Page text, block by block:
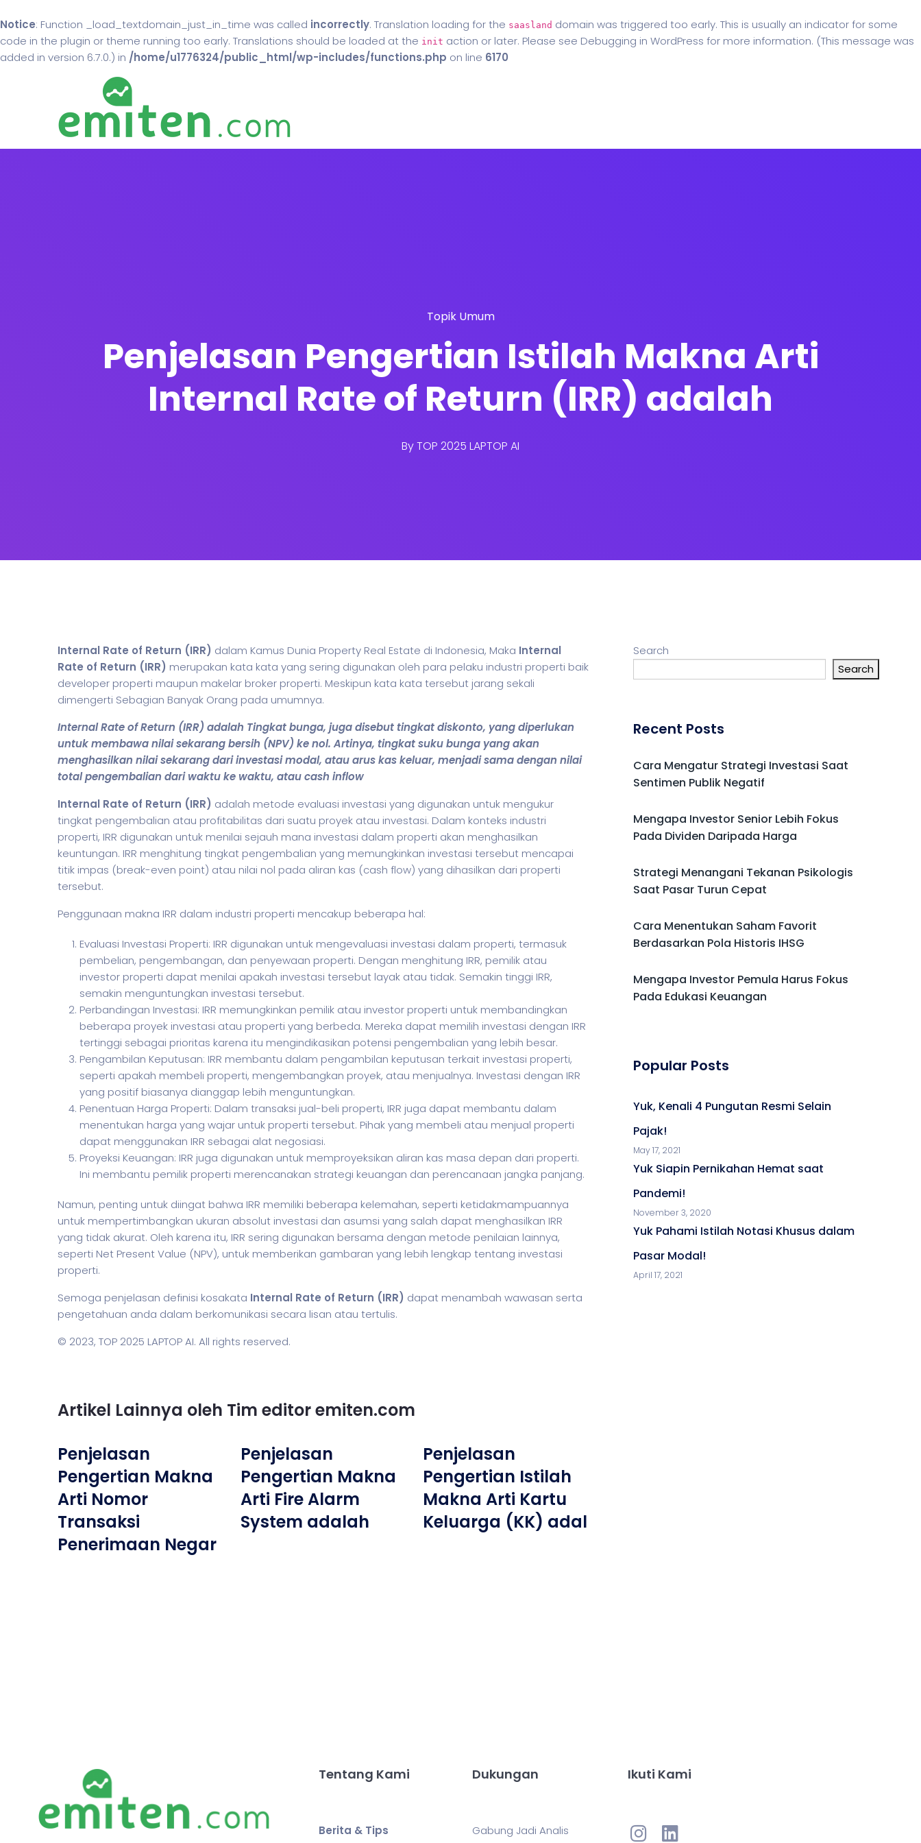
Notice: Function _load_textdomain_just_in_time was called incorrectly. Translation loading for the saasland domain was triggered too early. This is usually an indicator for some
code in the plugin or theme running too early. Translations should be loaded at the init action or later. Please see Debugging in WordPress for more information. (This message was
added in version 6.7.0.) in /home/u1776324/public_html/wp-includes/functions.php on line 6170
Topik Umum
Penjelasan Pengertian Istilah Makna Arti
Internal Rate of Return (IRR) adalah
ByTOP 2025 LAPTOP AI
Internal Rate of Return (IRR) dalam Kamus Dunia Property Real Estate di Indonesia, Maka Internal
Rate of Return (IRR) merupakan kata kata yang sering digunakan oleh para pelaku industri properti baik
developer properti maupun makelar broker properti. Meskipun kata kata tersebut jarang sekali
dimengerti Sebagian Banyak Orang pada umumnya.
Internal Rate of Return (IRR) adalah Tingkat bunga, juga disebut tingkat diskonto, yang diperlukan
untuk membawa nilai sekarang bersih (NPV) ke nol. Artinya, tingkat suku bunga yang akan
menghasilkan nilai sekarang dari investasi modal, atau arus kas keluar, menjadi sama dengan nilai
total pengembalian dari waktu ke waktu, atau cash inflow
Internal Rate of Return (IRR) adalah metode evaluasi investasi yang digunakan untuk mengukur
tingkat pengembalian atau profitabilitas dari suatu proyek atau investasi. Dalam konteks industri
properti, IRR digunakan untuk menilai sejauh mana investasi dalam properti akan menghasilkan
keuntungan. IRR menghitung tingkat pengembalian yang memungkinkan investasi tersebut mencapai
titik impas (break-even point) atau nilai nol pada aliran kas (cash flow) yang dihasilkan dari properti
tersebut.
Penggunaan makna IRR dalam industri properti mencakup beberapa hal:
Evaluasi Investasi Properti: IRR digunakan untuk mengevaluasi investasi dalam properti, termasuk
pembelian, pengembangan, dan penyewaan properti. Dengan menghitung IRR, pemilik atau
investor properti dapat menilai apakah investasi tersebut layak atau tidak. Semakin tinggi IRR,
semakin menguntungkan investasi tersebut.
Perbandingan Investasi: IRR memungkinkan pemilik atau investor properti untuk membandingkan
beberapa proyek investasi atau properti yang berbeda. Mereka dapat memilih investasi dengan IRR
tertinggi sebagai prioritas karena itu mengindikasikan potensi pengembalian yang lebih besar.
Pengambilan Keputusan: IRR membantu dalam pengambilan keputusan terkait investasi properti,
seperti apakah membeli properti, mengembangkan proyek, atau menjualnya. Investasi dengan IRR
yang positif biasanya dianggap lebih menguntungkan.
Penentuan Harga Properti: Dalam transaksi jual-beli properti, IRR juga dapat membantu dalam
menentukan harga yang wajar untuk properti tersebut. Pihak yang membeli atau menjual properti
dapat menggunakan IRR sebagai alat negosiasi.
Proyeksi Keuangan: IRR juga digunakan untuk memproyeksikan aliran kas masa depan dari properti.
Ini membantu pemilik properti merencanakan strategi keuangan dan perencanaan jangka panjang.
Namun, penting untuk diingat bahwa IRR memiliki beberapa kelemahan, seperti ketidakmampuannya
untuk mempertimbangkan ukuran absolut investasi dan asumsi yang salah dapat menghasilkan IRR
yang tidak akurat. Oleh karena itu, IRR sering digunakan bersama dengan metode penilaian lainnya,
seperti Net Present Value (NPV), untuk memberikan gambaran yang lebih lengkap tentang investasi
properti.
Semoga penjelasan definisi kosakata Internal Rate of Return (IRR) dapat menambah wawasan serta
pengetahuan anda dalam berkomunikasi secara lisan atau tertulis.
© 2023, TOP 2025 LAPTOP AI. All rights reserved.
Artikel Lainnya oleh Tim editor emiten.com
Penjelasan
Pengertian Makna
Arti Nomor
Transaksi
Penerimaan Negar
Penjelasan
Pengertian Makna
Arti Fire Alarm
System adalah
Penjelasan
Pengertian Istilah
Makna Arti Kartu
Keluarga (KK) adal
Search
Search
Recent Posts
Cara Mengatur Strategi Investasi Saat
Sentimen Publik Negatif
Mengapa Investor Senior Lebih Fokus
Pada Dividen Daripada Harga
Strategi Menangani Tekanan Psikologis
Saat Pasar Turun Cepat
Cara Menentukan Saham Favorit
Berdasarkan Pola Historis IHSG
Mengapa Investor Pemula Harus Fokus
Pada Edukasi Keuangan
Popular Posts
Yuk, Kenali 4 Pungutan Resmi Selain
Pajak!
May 17, 2021
Yuk Siapin Pernikahan Hemat saat
Pandemi!
November 3, 2020
Yuk Pahami Istilah Notasi Khusus dalam
Pasar Modal!
April 17, 2021
Tentang Kami
Berita & Tips
Dukungan
Gabung Jadi Analis
Ikuti Kami